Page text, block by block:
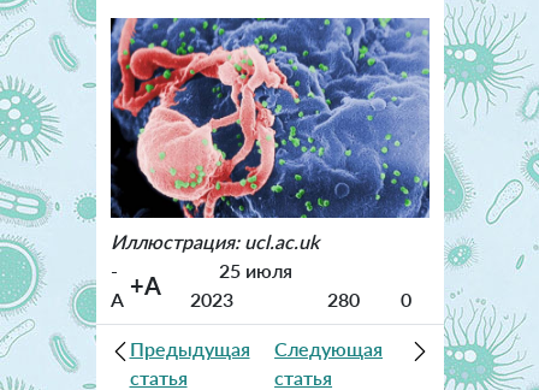
Иллюстрация: ucl.ac.uk
-
A +A
25 июля
2023
280 0
Предыдущая
статья
Следующая
статья